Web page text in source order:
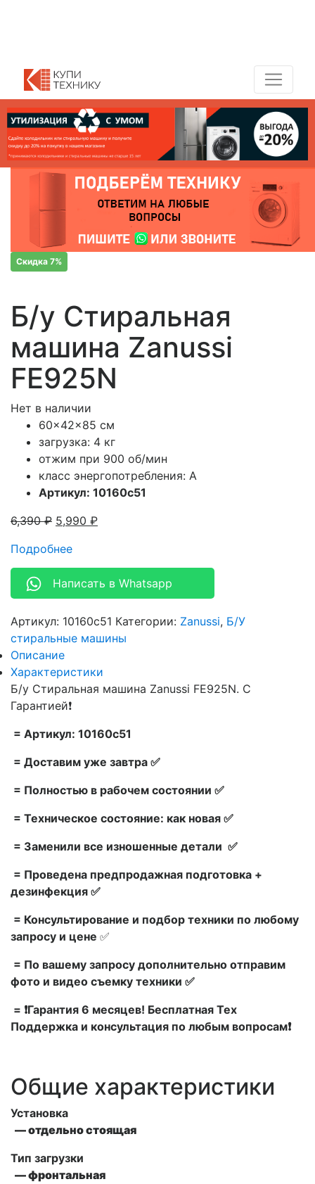
Скидка 7%
Б/у Стиральная
машина Zanussi
FE925N
Нет в наличии
60x42x85 см
загрузка: 4 кг
отжим при 900 об/мин
класс энергопотребления: A
Артикул: 10160c51
6,390₽ 5,990 ₽
Подробнее
Написать в Whatsapp
Артикул: 10160c51 Категории: Zanussi, Б/У
стиральные машины
Описание
Характеристики
Б/у Стиральная машина Zanussi FE925N. С
Гарантией❗
= Артикул: 10160c51
= Доставим уже завтра ✅
= Полностью в рабочем состоянии ✅
= Техническое состояние: как новая ✅
= Заменили все изношенные детали ✅
= Проведена предпродажная подготовка +
дезинфекция ✅
= Консультирование и подбор техники по любому
запросу и цене ✅
= По вашему запросу дополнительно отправим
фото и видео съемку техники ✅
= ❗Гарантия 6 месяцев! Бесплатная Тех
Поддержка и консультация по любым вопросам❗
Общие характеристики
Установка
— отдельно стоящая
Тип загрузки
— фронтальная